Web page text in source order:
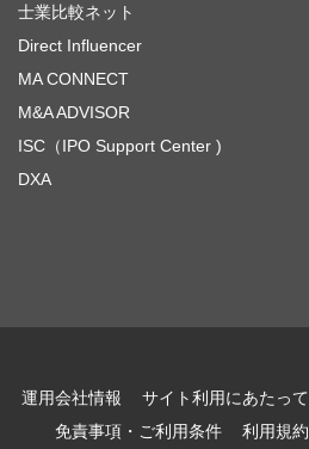
士業比較ネット
Direct Influencer
MA CONNECT
M&A ADVISOR
ISC（IPO Support Center )
DXA
運用会社情報 サイト利用にあたって
免責事項・ご利用条件
利用規約